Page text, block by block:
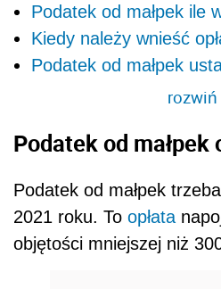
Podatek od małpek ile
Kiedy należy wnieść
Podatek od małpek
rozwiń
Podatek od małpek
Podatek od małpek
2021 roku. To opłata
objętości mniejszej niż